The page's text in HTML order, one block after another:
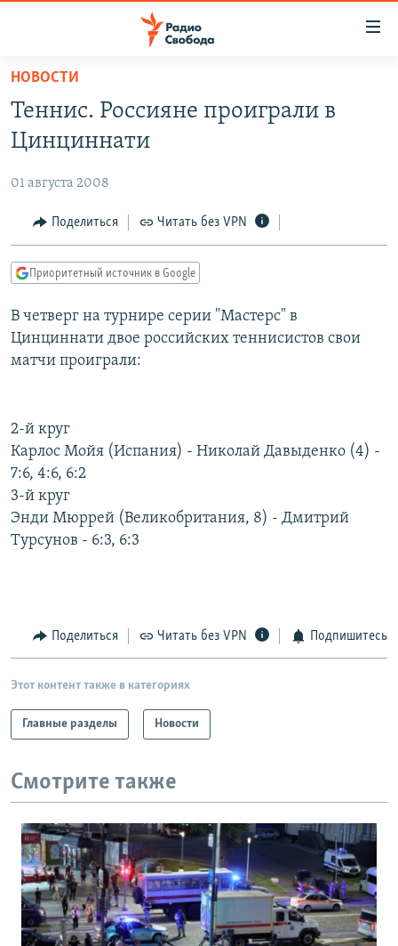
упрощенного
доступа
Вернуться
основному
Вернутся
главной
навигации
Вернутся
поиску
ЦИТАТЫ СВОБОДЫ
МНЕНИЯ
IDEL.РЕАЛИИ
КАВКАЗ.РЕАЛИИ
СЕВЕР.РЕАЛИИ
ПОДПИШИТЕСЬ НА РАССЫЛКУ
СОЦИАЛЬНЫЕ СЕТИ
НОВОСТИ
Теннис. Россияне проиграли в
Цинциннати
01 августа 2008
Поделиться Читать без VPN
Приоритетный источник в Google
В четверг на турнире серии "Мастерс" в
Цинциннати двое российских теннисистов свои
матчи проиграли:
2-й круг
Карлос Мойя (Испания) - Николай Давыденко (4) -
7:6, 4:6, 6:2
3-й круг
Энди Мюррей (Великобритания, 8) - Дмитрий
Турсунов - 6:3, 6:3
Поделиться Читать без VPN Подпишитесь
Этот контент также в категориях
Главные разделы Новости
Смотрите также